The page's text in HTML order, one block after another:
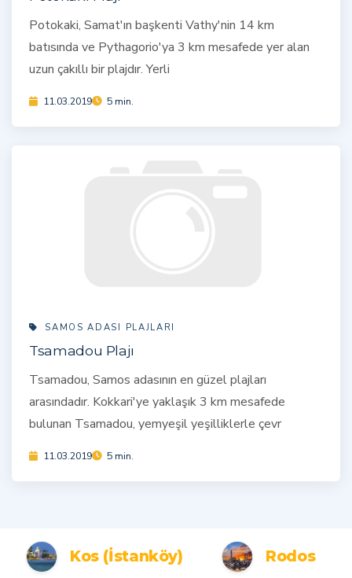
Potokaki, Samat'ın başkenti Vathy'nin 14 km
batısında ve Pythagorio'ya 3 km mesafede yer alan
uzun çakıllı bir plajdır. Yerli
11.03.2019 5 min.
SAMOS ADASI PLAJLARI
Tsamadou Plajı
Tsamadou, Samos adasının en güzel plajları
arasındadır. Kokkari'ye yaklaşık 3 km mesafede
bulunan Tsamadou, yemyeşil yeşilliklerle çevr
11.03.2019 5 min.
Kos (İstanköy)
Rodos